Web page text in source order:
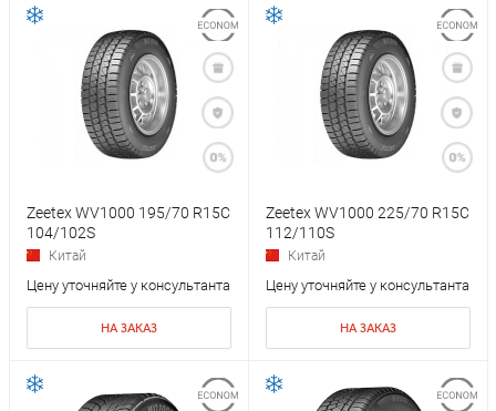
Zeetex WV1000 195/70 R15C
104/102S
Китай
Цену уточняйте у консультанта
НА ЗАКАЗ
Zeetex WV1000 225/70 R15C
112/110S
Китай
Цену уточняйте у консультанта
НА ЗАКАЗ